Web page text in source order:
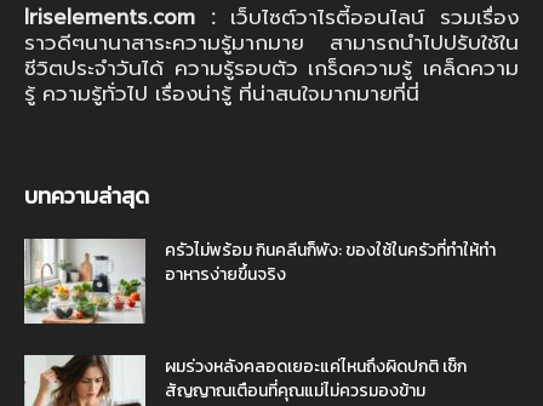
Iriselements.com : เว็บไซต์วาไรตี้ออนไลน์ รวมเรื่อง
ราวดีๆนานาสาระความรู้มากมาย สามารถนำไปปรับใช้ใน
ชีวิตประจำวันได้ ความรู้รอบตัว เกร็ดความรู้ เคล็ดความ
รู้ ความรู้ทั่วไป เรื่องน่ารู้ ที่น่าสนใจมากมายที่นี่
บทความล่าสุด
ครัวไม่พร้อม กินคลีนก็พัง: ของใช้ในครัวที่ทำให้ทำ
อาหารง่ายขึ้นจริง
ผมร่วงหลังคลอดเยอะแค่ไหนถึงผิดปกติ เช็ก
สัญญาณเตือนที่คุณแม่ไม่ควรมองข้าม